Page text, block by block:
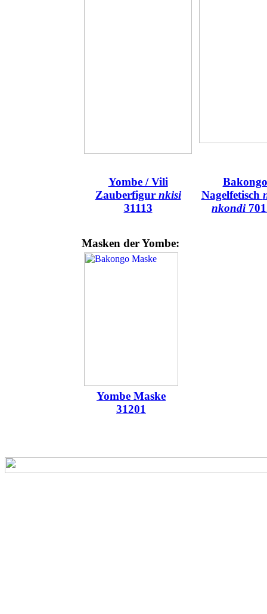
Yombe / Vili
Zauberfigur nkisi
31113
Bakongo
Nagelfetisch
nkondi
Masken der Yombe:
Yombe Maske
31201